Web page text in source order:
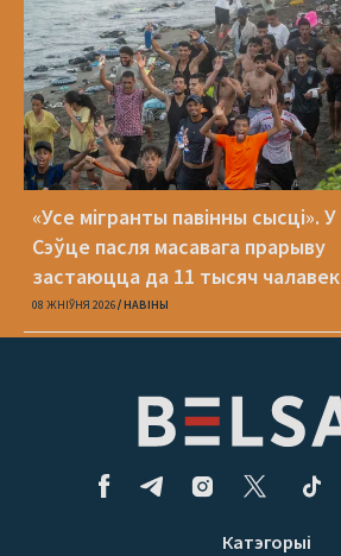
«Усе мігранты павінны сысці». У
Сэўце пасля масавага прарыву
застаюцца да 11 тысяч чалавек
08 ЖНІЎНЯ 2026 НАВІНЫ
Катэгорыі